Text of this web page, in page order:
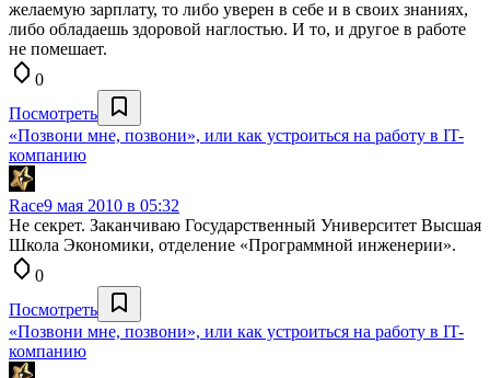
желаемую зарплату, то либо уверен в себе и в своих знаниях,
либо обладаешь здоровой наглостью. И то, и другое в работе
не помешает.
0
Посмотреть
«Позвони мне, позвони», или как устроиться на работу в IT-
компанию
Race9 мая 2010 в 05:32
Не секрет. Заканчиваю Государственный Университет Высшая
Школа Экономики, отделение «Программной инженерии».
0
Посмотреть
«Позвони мне, позвони», или как устроиться на работу в IT-
компанию